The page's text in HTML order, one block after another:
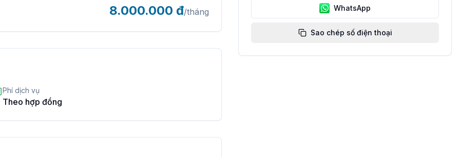
8.000.000 đ/tháng
Phí dịch vụ
Theo hợp đồng
WhatsApp
Sao chép số điện thoại